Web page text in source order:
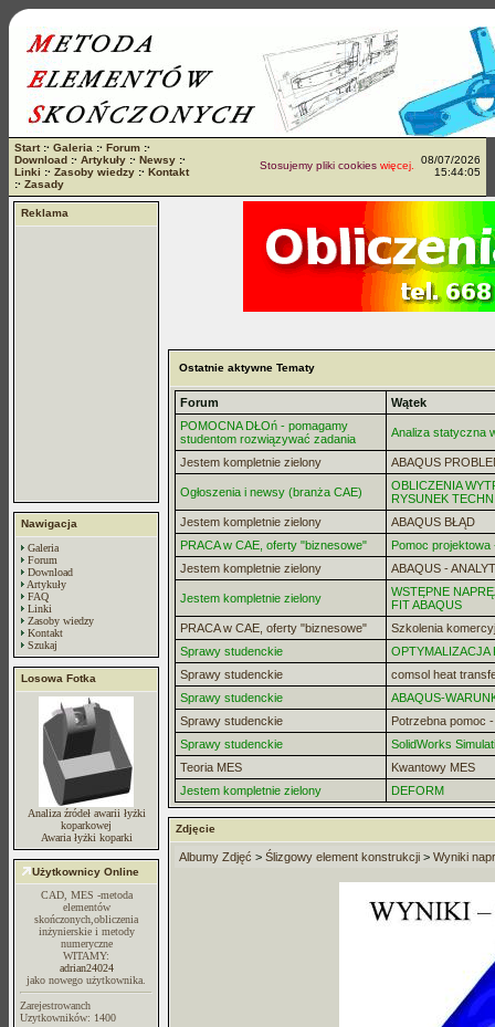
Start:· Galeria :· Forum :·
Download :· Artykuły :· Newsy :·
Linki :· Zasoby wiedzy :· Kontakt
:· Zasady
Stosujemy pliki cookieswięcej...
08/07/2026
15:44:05
Reklama
Nawigacja
Galeria
Forum
Download
Artykuły
FAQ
Linki
Zasoby wiedzy
Kontakt
Szukaj
Losowa Fotka
Analiza źródeł awarii łyżki
koparkowej
Awaria łyżki koparki
Użytkownicy Online
CAD, MES -metoda
elementów
skończonych,obliczenia
inżynierskie i metody
numeryczne
WITAMY:
adrian24024
jako nowego użytkownika.
Zarejestrowanch
Uzytkowników: 1400
Ostatnie aktywne Tematy
Forum
Wątek
POMOCNA DŁOń - pomagamy
studentom rozwiązywać zadania
Analiza statyczna
Jestem kompletnie zielony ABAQUS
Ogłoszenia i newsy (branża CAE)
OBLICZENIA
RYSUNEK
Jestem kompletnie zielony
ABAQUS BŁĄD
PRACA w CAE, oferty "biznesowe"
Pomoc projektowa
Jestem kompletnie zielony
ABAQUS -
Jestem kompletnie zielony
WSTĘPNE
FIT ABAQUS
PRACA w CAE, oferty "biznesowe"
Szkolenia
Sprawy studenckie
OPTYMALIZACJA
Sprawy studenckie
comsol heat
Sprawy studenckie
ABAQUS-
Sprawy studenckie
Potrzebna pomoc
Sprawy studenckie
SolidWorks
Teoria MES
Kwantowy MES
Jestem kompletnie zielony
DEFORM
Zdjęcie
Albumy Zdjęć > Ślizgowy element konstrukcji > Wyniki